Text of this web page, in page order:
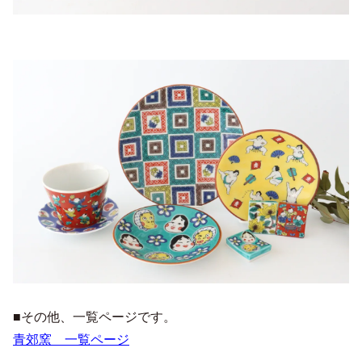
■その他、一覧ページです。
青郊窯 一覧ページ